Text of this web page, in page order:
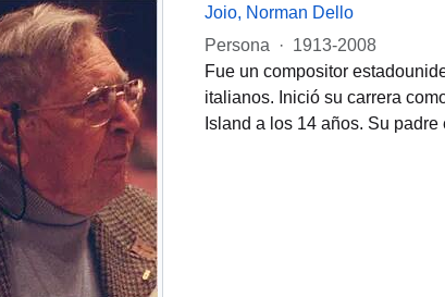
Joio, Norman Dello
Persona
· 1913-2008
Fue un compositor
italianos. Inició su carrera
Island a los 14 años. Su